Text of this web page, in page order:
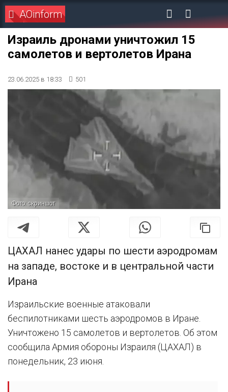
AOinform
Израиль дронами уничтожил 15
самолетов и вертолетов Ирана
23.06.2025 в 18:33 501
Фото: скриншот
ЦАХАЛ нанес удары по шести аэродромам
на западе, востоке и в центральной части
Ирана
Израильские военные атаковали
беспилотниками шесть аэродромов в Иране.
Уничтожено 15 самолетов и вертолетов. Об этом
сообщила Армия обороны Израиля (ЦАХАЛ) в
понедельник, 23 июня.